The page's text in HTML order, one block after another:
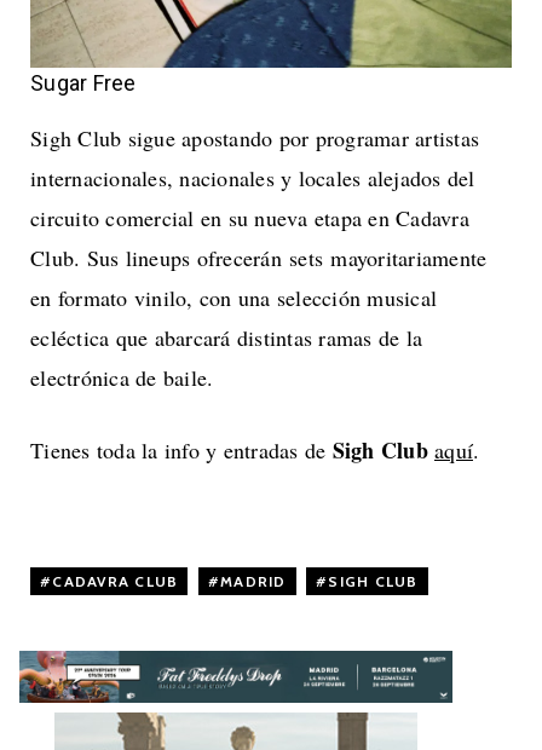
Sugar Free
Sigh Club sigue apostando por programar artistas
internacionales, nacionales y locales alejados del
circuito comercial en su nueva etapa en Cadavra
Club. Sus lineups ofrecerán sets mayoritariamente
en formato vinilo, con una selección musical
ecléctica que abarcará distintas ramas de la
electrónica de baile.
Tienes toda la info y entradas de Sigh Club aquí.
CADAVRA CLUB MADRID SIGH CLUB